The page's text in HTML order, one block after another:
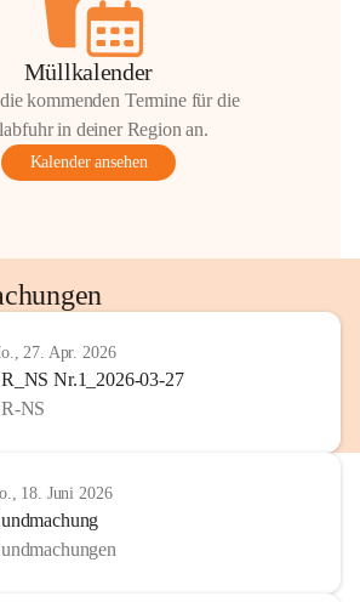
Müllkalender
kommenden Termine für die
in deiner Region an.
Kalender ansehen
27. Apr. 2026
Nr.1_2026-03-27
NS
18. Juni 2026